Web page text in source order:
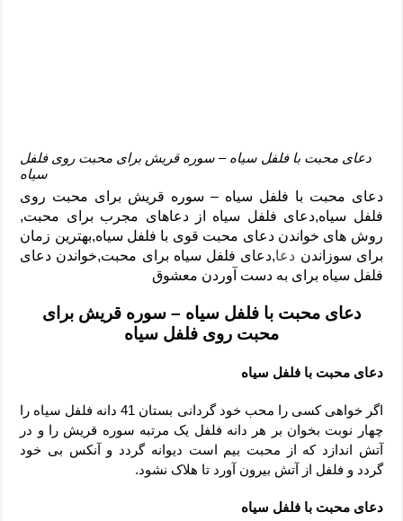
دعای محبت با فلفل سیاه – سوره قریش برای محبت روی فلفل
سیاه
دعای محبت با فلفل سیاه – سوره قریش برای محبت روی
فلفل سیاه,دعای فلفل سیاه از دعاهای مجرب برای محبت,
روش های خواندن دعای محبت قوی با فلفل سیاه,بهترین زمان
برای سوزاندن دعا,دعای فلفل سیاه برای محبت,خواندن دعای
فلفل سیاه برای به دست آوردن معشوق
دعای محبت با فلفل سیاه – سوره قریش برای
محبت روی فلفل سیاه
دعای محبت با فلفل سیاه
اگر خواهی کسی را محب خود گردانی بستان 41 دانه فلفل سیاه را
چهار نوبت بخوان بر هر دانه فلفل یک مرتبه سوره قریش را و در
آتش اندازد که از محبت بیم است دیوانه گردد و آنکس بی خود
گردد و فلفل از آتش بیرون آورد تا هلاک نشود.
دعای محبت با فلفل سیاه